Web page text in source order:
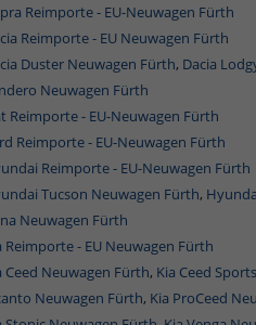
Reimporte - EU-Neuwagen Fürth
Reimporte - EU Neuwagen Fürth
Duster Neuwagen Fürth, Dacia
Neuwagen Fürth
Reimporte - EU-Neuwagen Fürth
Reimporte - EU-Neuwagen Fürth
Reimporte - EU-Neuwagen Fürth
Tucson Neuwagen Fürth,
Neuwagen Fürth
Reimporte - EU Neuwagen Fürth
Ceed Neuwagen Fürth, Kia Ceed
Neuwagen Fürth, Kia ProCeed